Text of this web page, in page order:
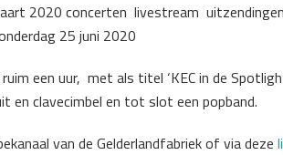
2020 concerten livestream
25 juni 2020
een uur, met als titel ‘KEC in de
en clavecimbel en tot slot een popband.
van de Gelderlandfabriek of via deze